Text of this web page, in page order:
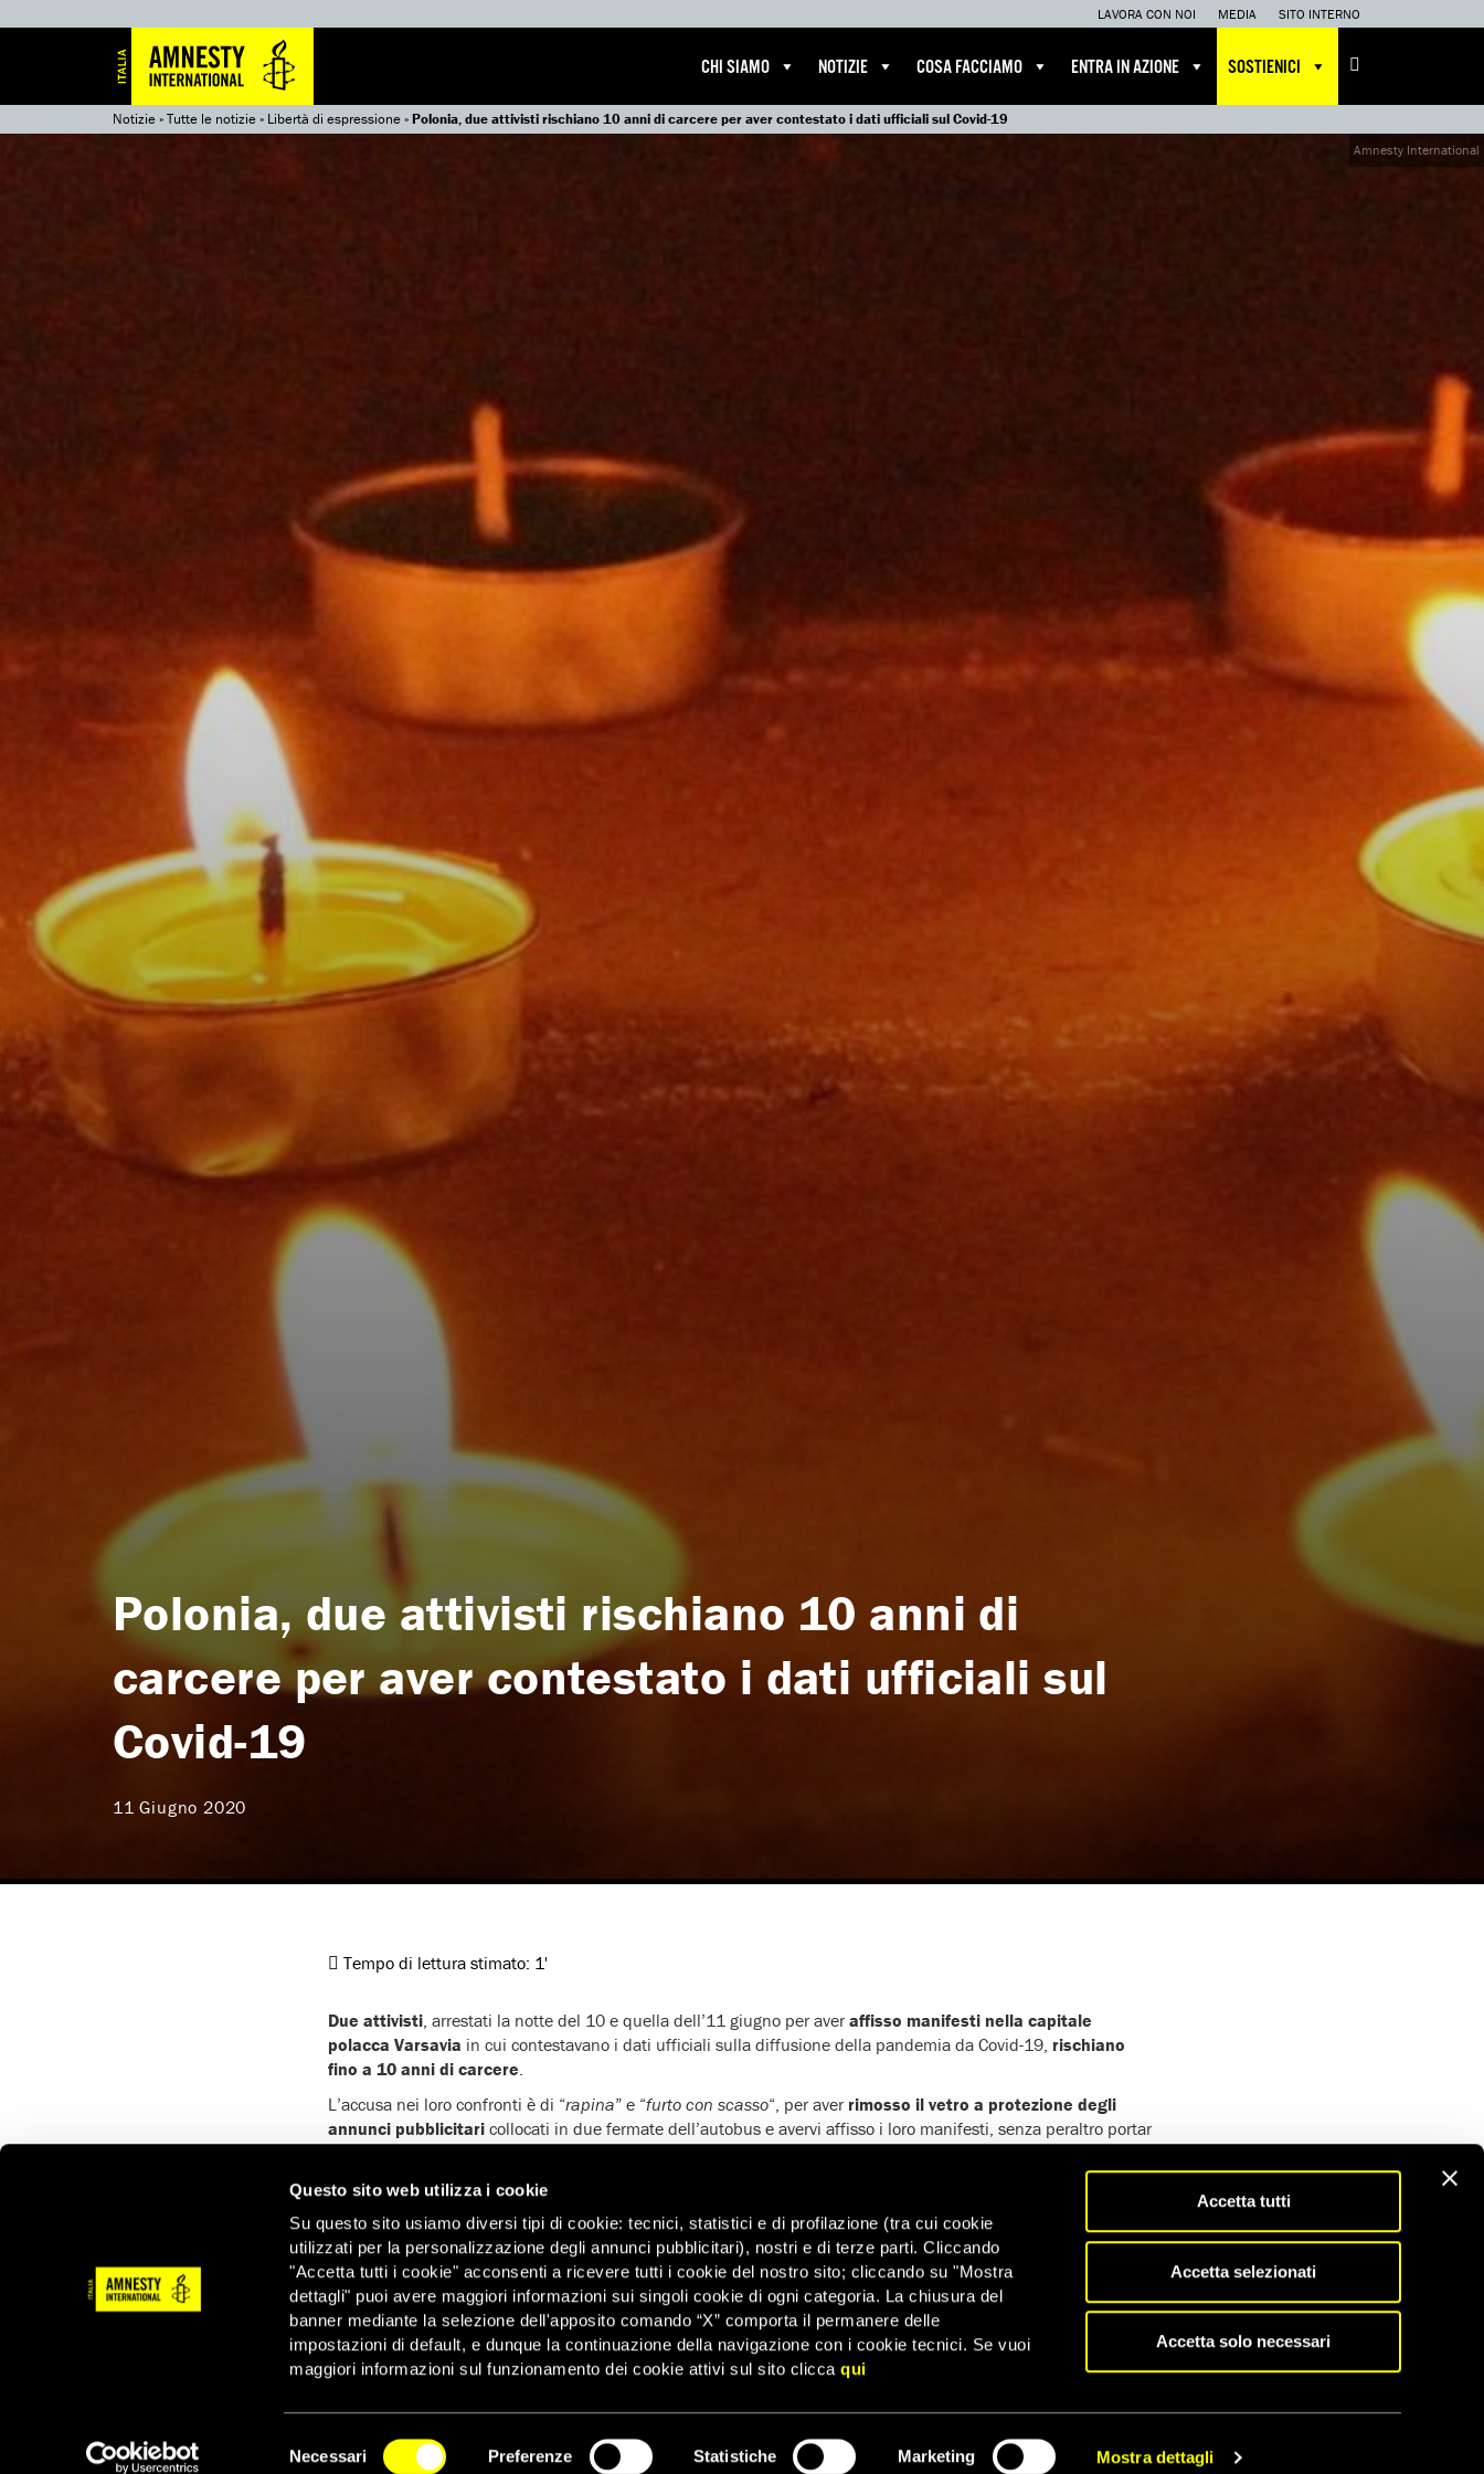
Questo sito web utilizza i cookie
Su questo sito usiamo diversi tipi di cookie: tecnici, statistici e di profilazione (tra cui cookie
utilizzati per la personalizzazione degli annunci pubblicitari), nostri e di terze parti. Cliccando
"Accetta tutti i cookie" acconsenti a ricevere tutti i cookie del nostro sito; cliccando su "Mostra
dettagli" puoi avere maggiori informazioni sui singoli cookie di ogni categoria. La chiusura del
banner mediante la selezione dell'apposito comando “X” comporta il permanere delle
impostazioni di default, e dunque la continuazione della navigazione con i cookie tecnici. Se vuoi
maggiori informazioni sul funzionamento dei cookie attivi sul sito cliccaqui
del
Necessari Preferenze Statistiche Marketing Mostra dettagli
Accetta tutti
Accetta selezionati
Accetta solo necessari
LAVORA CON NOI MEDIA SITO INTERNO
CHI SIAMO NOTIZIE COSA FACCIAMO ENTRA IN AZIONE SOSTIENICI
Notizie»Tutte le notizie» Libertà di espressione»Polonia, due attivisti rischiano 10 anni di carcere per aver contestato i dati ufficiali sul Covid-19
Polonia, due attivisti rischiano 10 anni di
carcere per aver contestato i dati ufficiali sul
Covid-19
11 Giugno 2020
Amnesty International
Tempo di lettura stimato: 1'
Due attivisti , arrestati la notte del 10 e quella dell’11 giugno per aver affisso manifesti nella capitale
polacca Varsavia in cui contestavano i dati ufficiali sulla diffusione della pandemia da Covid-19, rischiano
fino a 10 anni di carcere
L’accusa nei loro confronti è di “rapina” e “furto con scasso“, per aver rimosso il vetro a protezione degli
annunci pubblicitari collocati in due fermate dell’autobus e avervi affisso i loro manifesti, senza peraltro portar
via alcunché.
Si tratta diaccuse assurde, il cui obiettivo è di punire coloro che intendono esprimere opinioni critiche nei
confronti del governo.
Amnesty International ha sollecitato le autorità giudiziarie polacche ad annullare le accuse a carico dei due
attivisti.
ISCRIVITI CONDIVIDI